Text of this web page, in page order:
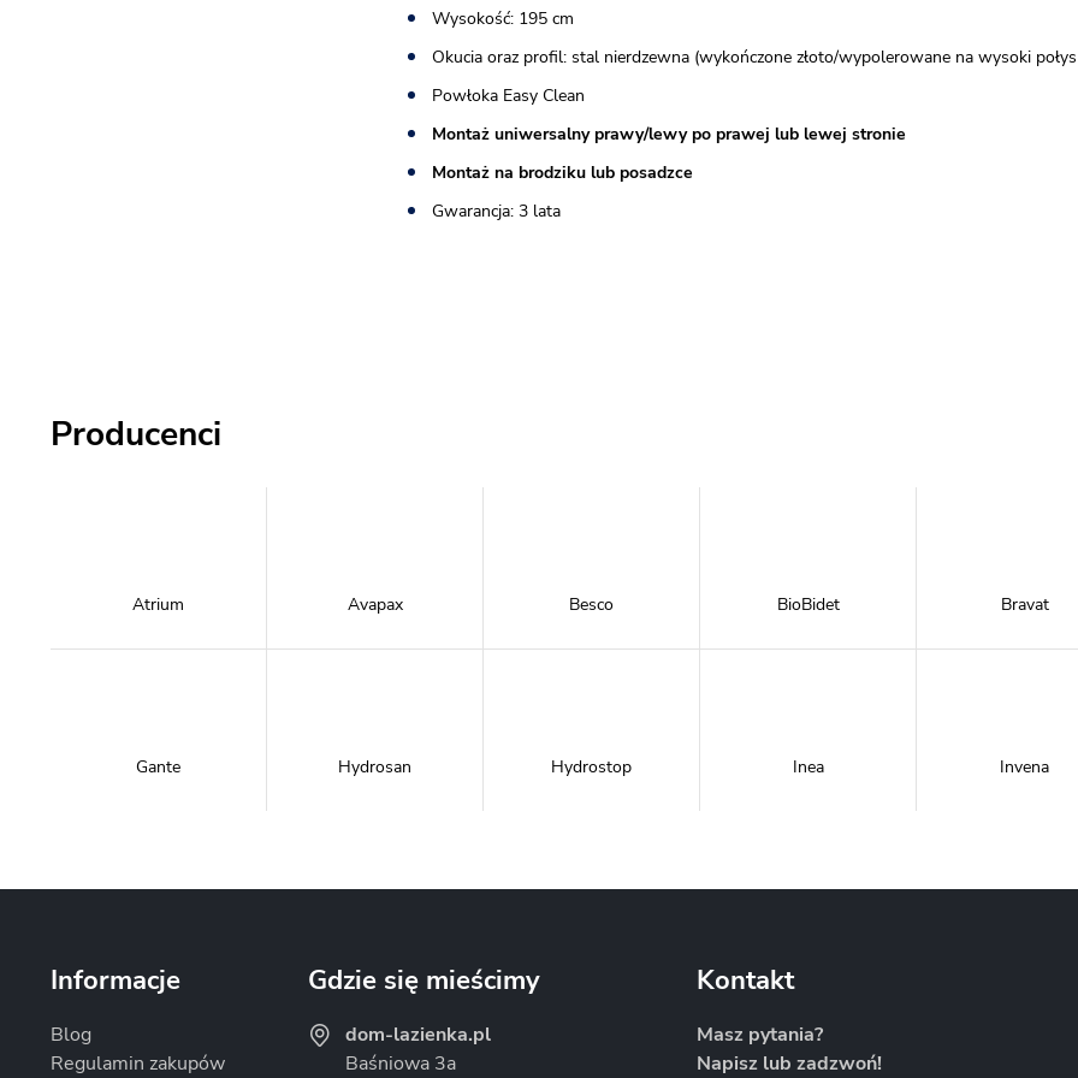
Wysokość: 195 cm
Okucia oraz profil: stal nierdzewna (wykończone złoto/wypolerowane na wysoki
Powłoka Easy Clean
Montaż uniwersalny prawy/lewy po prawej lub lewej stronie
Montaż na brodziku lub posadzce
Gwarancja: 3 lata
Producenci
Atrium Avapax Besco BioBidet Bravat
Gante Hydrosan Hydrostop Inea Invena
Informacje
Blog
Regulamin zakupów
Gdzie się mieścimy
dom-lazienka.pl
Baśniowa 3a
Kontakt
Masz pytania?
Napisz lub zadzwoń!